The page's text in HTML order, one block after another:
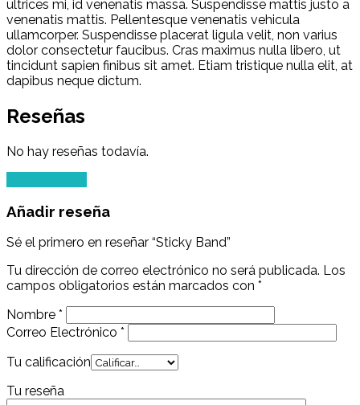
ultrices mi, id venenatis massa. Suspendisse mattis justo a
venenatis mattis. Pellentesque venenatis vehicula
ullamcorper. Suspendisse placerat ligula velit, non varius
dolor consectetur faucibus. Cras maximus nulla libero, ut
tincidunt sapien finibus sit amet. Etiam tristique nulla elit, at
dapibus neque dictum.
Reseñas
No hay reseñas todavía.
Añadir reseña
Sé el primero en reseñar “Sticky Band”
Tu dirección de correo electrónico no será publicada. Los
campos obligatorios están marcados con *
Nombre *
Correo Electrónico *
Tu calificación
Tu reseña